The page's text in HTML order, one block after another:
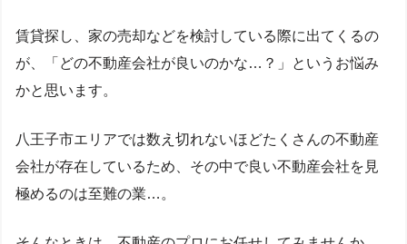
賃貸探し、家の売却などを検討している際に出てくるの
が、「どの不動産会社が良いのかな…？」というお悩み
かと思います。
八王子市エリアでは数え切れないほどたくさんの不動産
会社が存在しているため、その中で良い不動産会社を見
極めるのは至難の業…。